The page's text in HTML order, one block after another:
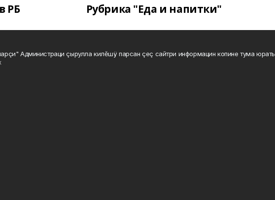
РБ Рубрика "Еда и напитки"
Администраци çырулла килĕшÿ парсан çеç сайтри информацин копине тума юрать